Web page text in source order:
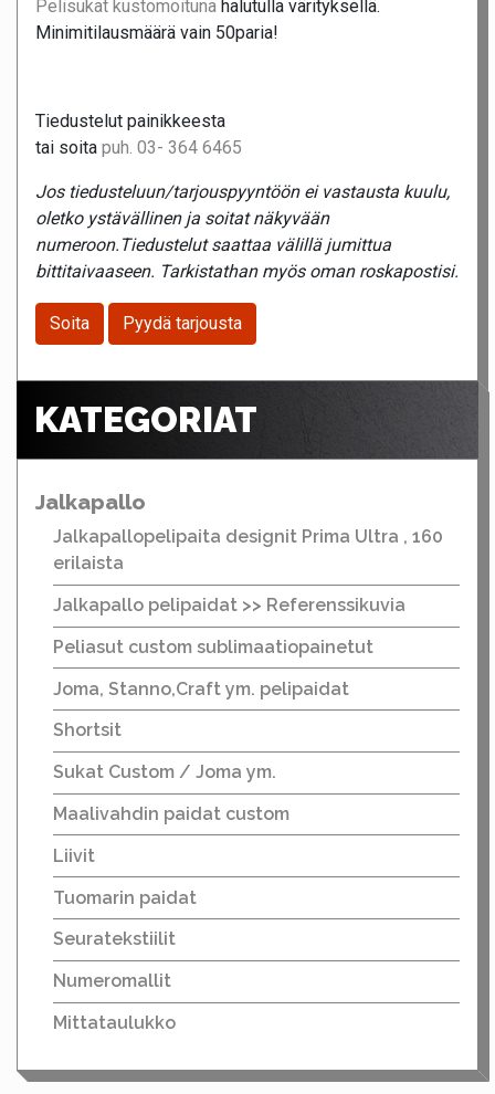
Pelisukat kustomoituna halutulla värityksellä.
Minimitilausmäärä vain 50paria!
Tiedustelut painikkeesta
tai soita puh. 03- 364 6465
Jos tiedusteluun/tarjouspyyntöön ei vastausta kuulu,
oletko ystävällinen ja soitat näkyvään
numeroon.Tiedustelut saattaa välillä jumittua
bittitaivaaseen. Tarkistathan myös oman roskapostisi.
Soita Pyydä tarjousta
KATEGORIAT
Jalkapallo
Jalkapallopelipaita designit Prima Ultra , 160
erilaista
Jalkapallo pelipaidat >> Referenssikuvia
Peliasut custom sublimaatiopainetut
Joma, Stanno,Craft ym. pelipaidat
Shortsit
Sukat Custom / Joma ym.
Maalivahdin paidat custom
Liivit
Tuomarin paidat
Seuratekstiilit
Numeromallit
Mittataulukko